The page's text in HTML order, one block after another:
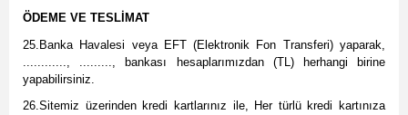
ÖDEME VE TESLİMAT
25.Banka Havalesi veya EFT (Elektronik Fon Transferi) yaparak,
............, ........., bankası hesaplarımızdan (TL) herhangi birine
yapabilirsiniz.
26.Sitemiz üzerinden kredi kartlarınız ile, Her türlü kredi kartınıza